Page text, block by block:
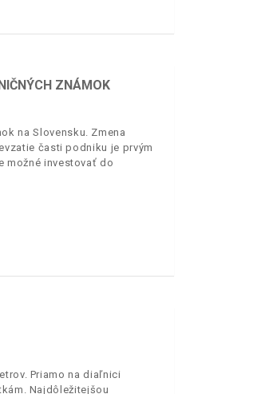
ZNÁMOK
na Slovensku. Zmena
časti podniku je prvým
možné investovať do
Priamo na diaľnici
Najdôležitejšou